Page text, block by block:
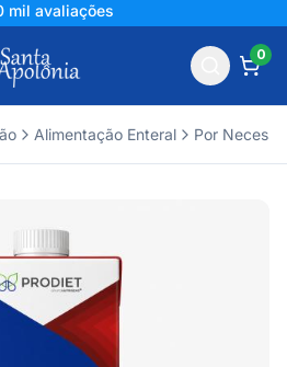
mil avaliações
0
Alimentação Enteral Por